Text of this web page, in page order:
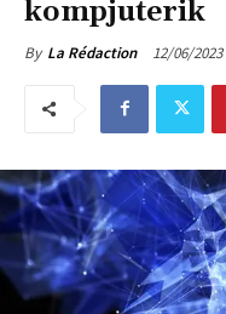
kompjuterik
By La Rédaction 12/06/2023